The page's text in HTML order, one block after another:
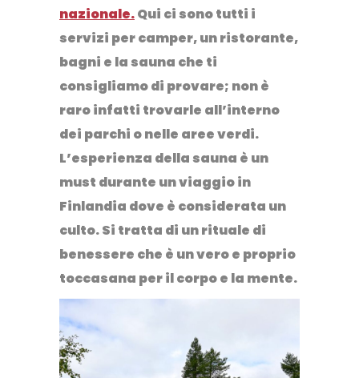
nazionale.Qui ci sono tutti i
servizi per camper, un ristorante,
bagni e la sauna che ti
consigliamo di provare; non è
raro infatti trovarle all’interno
dei parchi o nelle aree verdi.
L’esperienza della sauna è un
must durante un viaggio in
Finlandia dove è considerata un
culto. Si tratta di un rituale di
benessere che è un vero e proprio
toccasana per il corpo e la mente.